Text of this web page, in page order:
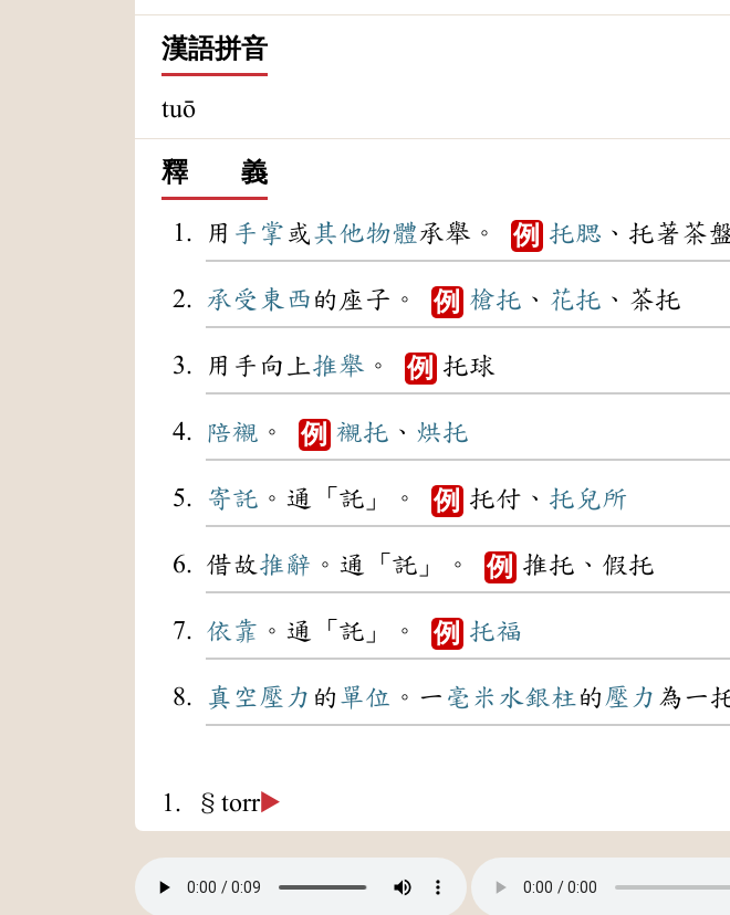
漢語拼音
tuō
釋 義
用 手掌 或其他物體承舉。 例 托腮 、托著茶
承受 東西 的座子。 例 槍托 、 花托 、茶托
用手向上推舉 。 例 托球
陪襯 。 例 襯托 、 烘托
寄託 。通「託」。 例 托付、 托兒所
借故 推辭 。通「託」。 例 推托、假托
依靠 。通「託」。 例 托福
真空 壓力 的 單位 。一 毫米 水銀柱的 壓力 為一
1. §torr▶️